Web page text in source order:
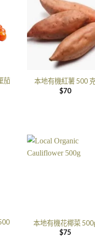
茄
本地有機紅薯 500
$70
本地有機花椰菜
$75